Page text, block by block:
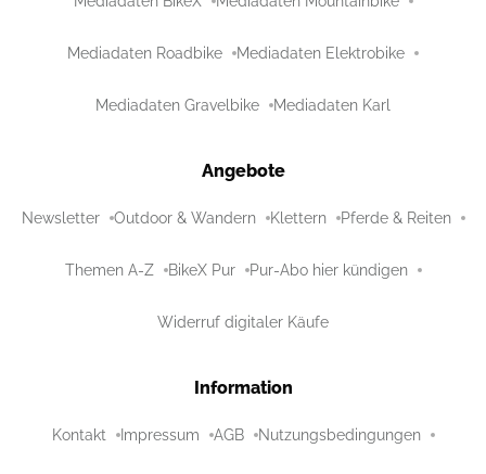
Mediadaten Roadbike Mediadaten Elektrobike
Mediadaten Gravelbike Mediadaten Karl
Angebote
Newsletter Outdoor & Wandern Klettern Pferde & Reiten
Themen A-Z BikeX Pur Pur-Abo hier kündigen
Widerruf digitaler Käufe
Information
Kontakt Impressum AGB Nutzungsbedingungen